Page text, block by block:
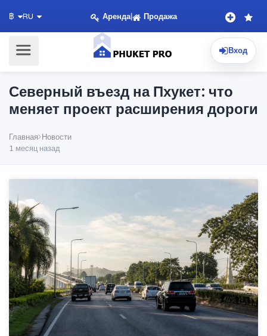
฿ RU Аренда| Продажа
Вход
Северный въезд на Пхукет: что
меняет проект расширения дороги
Главная Новости
1 месяц назад